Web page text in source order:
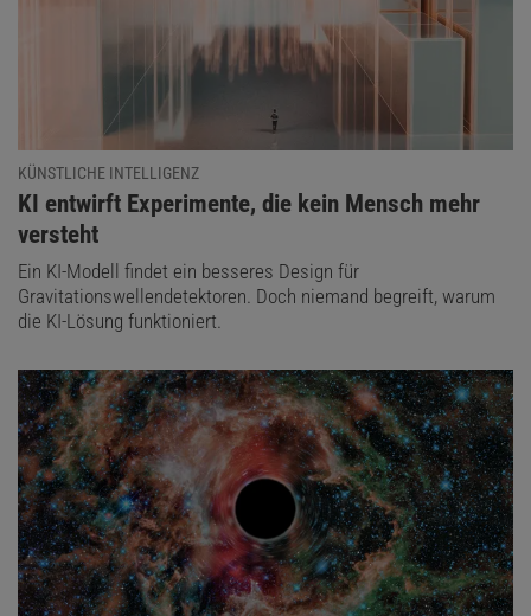
KÜNSTLICHE INTELLIGENZ
:
KI entwirft Experimente, die kein Mensch mehr
versteht
Ein KI-Modell findet ein besseres Design für
Gravitationswellendetektoren. Doch niemand begreift, warum
die KI-Lösung funktioniert.